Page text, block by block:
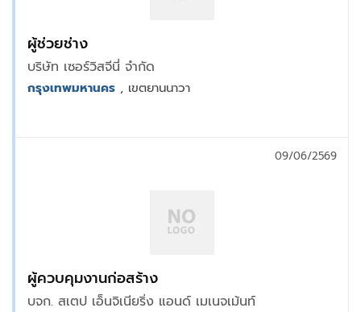
ผู้ช่วยช่าง
บริษัท เซอร์วิสจีนี่ จำกัด
กรุงเทพมหานคร , เขตยานนาวา
ผู้ควบคุมงานก่อสร้าง
บจก. สเตป เอ็นจิเนียริ่ง แอนด์ เมเนจเม้นท์
09/06/2569